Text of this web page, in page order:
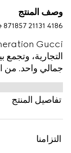
وصف المنتج
21131 4186
التجارية،
جمالي واحد. من
الملابس
هذا القميص من
Gucci لتفاصيل شعار مرهفة.
تفاصيل المنتج
التزامنا